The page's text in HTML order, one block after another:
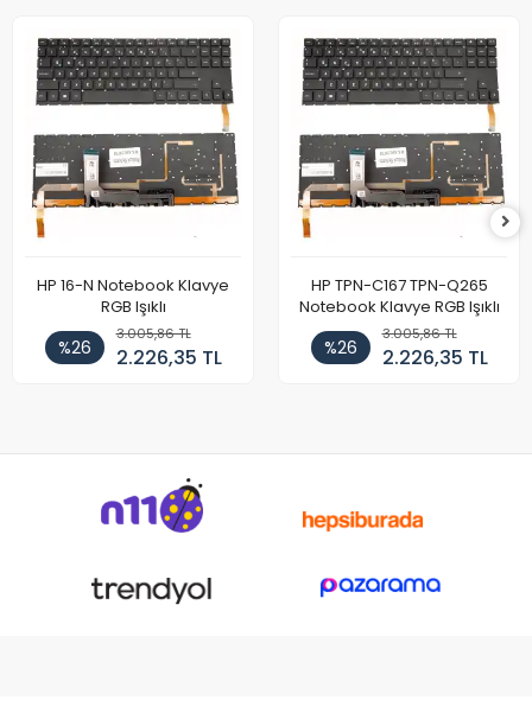
HP 16-N Notebook Klavye
RGB Işıklı
%26
3.005,86 TL
2.226,35 TL
HP TPN-C167 TPN-Q265
Notebook Klavye RGB Işıklı
%26
3.005,86 TL
2.226,35 TL